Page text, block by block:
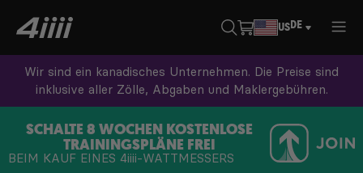
Wir sind ein kanadisches Unternehmen. Die Preise sind
inklusive aller Zölle, Abgaben und Maklergebühren.
SCHALTE 8 WOCHEN KOSTENLOSE
TRAININGSPLÄNE FREI
BEIM KAUF EINES 4iiii-WATTMESSERS
US DE